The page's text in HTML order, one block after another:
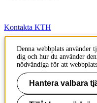
Kontakta KTH
Jobba på KTH
Press och media
Faktura och betalning KTH
Denna webbplats använder
dig och hur du använder
nödvändiga för att
Hantera valbara